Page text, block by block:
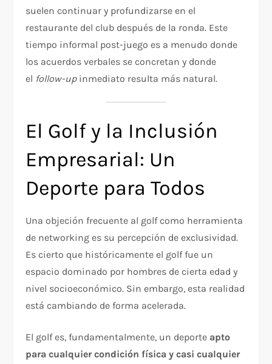
suelen continuar y profundizarse en el
restaurante del club después de la ronda. Este
tiempo informal post-juego es a menudo donde
los acuerdos verbales se concretan y donde
el follow-upinmediato resulta más natural.
El Golf y la Inclusión
Empresarial: Un
Deporte para Todos
Una objeción frecuente al golf como herramienta
de networking es su percepción de exclusividad.
Es cierto que históricamente el golf fue un
espacio dominado por hombres de cierta edad y
nivel socioeconómico. Sin embargo, esta realidad
está cambiando de forma acelerada.
El golf es, fundamentalmente, un deporte apto
para cualquier condición física y casi cualquier